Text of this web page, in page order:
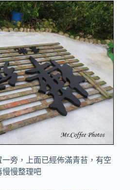
旁，上面已經佈滿青苔，有空
慢慢整理吧